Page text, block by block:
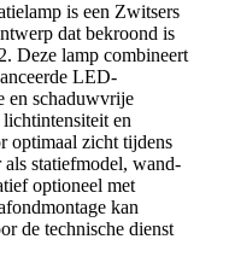
is een Zwitsers
dat bekroond is
Deze lamp combineert
LED-
en schaduwvrije
en
optimaal zicht tijdens
statiefmodel, wand-
optioneel met
kan
de technische dienst